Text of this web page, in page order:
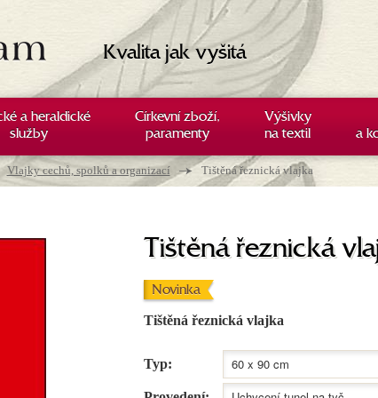
Kvalita jak vyšitá
Vlajky cechů, spolků a organizací → Tištěná řeznická vlajka
Tištěná řeznická
Novinka
Tištěná řeznická vlajka
Typ:
a heraldické
služby
Církevní zboží,
paramenty
Výšivky
na textil
a